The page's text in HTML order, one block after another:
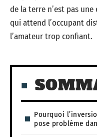
de la terre n’est pas
qui attend l’occupant
l’amateur trop confiant.
Pourquoi
pose problème